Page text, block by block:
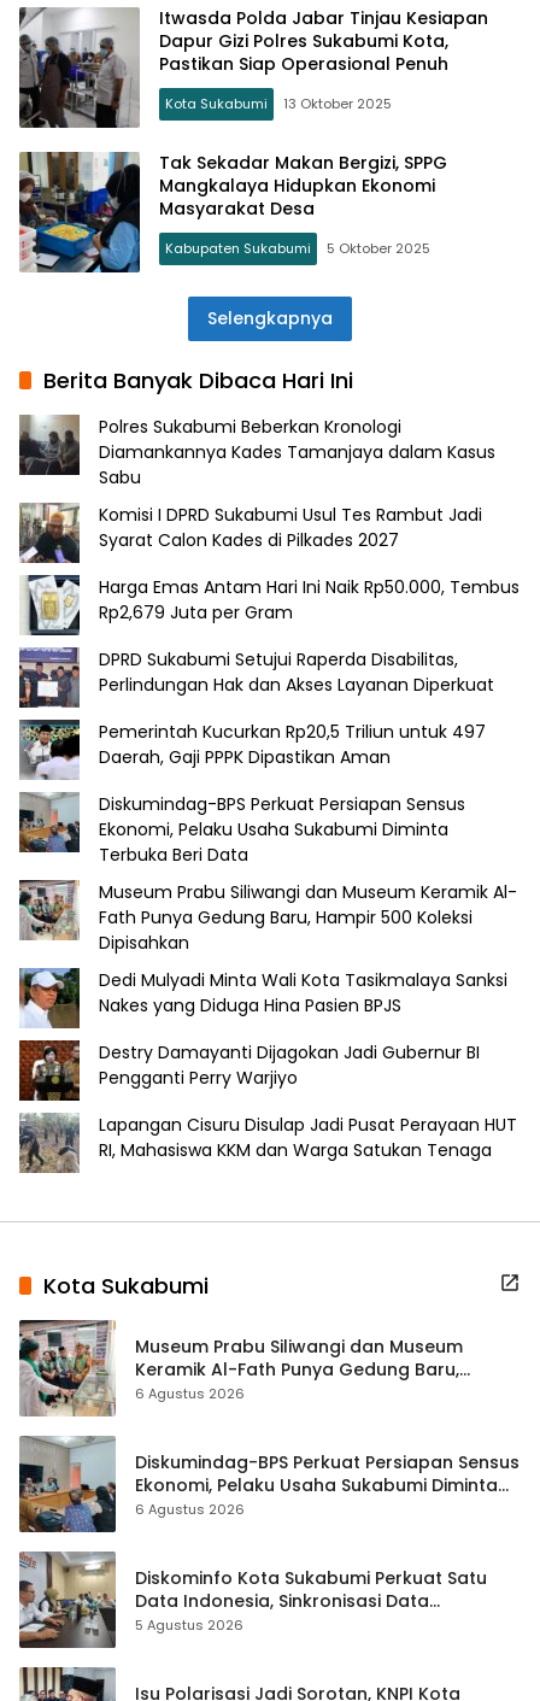
Itwasda Polda Jabar Tinjau Kesiapan
Dapur Gizi Polres Sukabumi Kota,
Pastikan Siap Operasional Penuh
Kota Sukabumi 13 Oktober 2025
Tak Sekadar Makan Bergizi, SPPG
Mangkalaya Hidupkan Ekonomi
Masyarakat Desa
Kabupaten Sukabumi 5 Oktober 2025
Selengkapnya
Berita Banyak Dibaca Hari Ini
Polres Sukabumi Beberkan Kronologi
Diamankannya Kades Tamanjaya dalam Kasus
Sabu
Komisi I DPRD Sukabumi Usul Tes Rambut Jadi
Syarat Calon Kades di Pilkades 2027
Harga Emas Antam Hari Ini Naik Rp50.000, Tembus
Rp2,679 Juta per Gram
DPRD Sukabumi Setujui Raperda Disabilitas,
Perlindungan Hak dan Akses Layanan Diperkuat
Pemerintah Kucurkan Rp20,5 Triliun untuk 497
Daerah, Gaji PPPK Dipastikan Aman
Diskumindag-BPS Perkuat Persiapan Sensus
Ekonomi, Pelaku Usaha Sukabumi Diminta
Terbuka Beri Data
Museum Prabu Siliwangi dan Museum Keramik Al-
Fath Punya Gedung Baru, Hampir 500 Koleksi
Dipisahkan
Dedi Mulyadi Minta Wali Kota Tasikmalaya Sanksi
Nakes yang Diduga Hina Pasien BPJS
Destry Damayanti Dijagokan Jadi Gubernur BI
Pengganti Perry Warjiyo
Lapangan Cisuru Disulap Jadi Pusat Perayaan HUT
RI, Mahasiswa KKM dan Warga Satukan Tenaga
Kota Sukabumi
Museum Prabu Siliwangi dan Museum
Keramik Al-Fath Punya Gedung Baru,
Hampir 500 Koleksi Dipisahkan
6 Agustus 2026
Diskumindag-BPS Perkuat Persiapan Sensus
Ekonomi, Pelaku Usaha Sukabumi Diminta
Terbuka Beri Data
6 Agustus 2026
Diskominfo Kota Sukabumi Perkuat Satu
Data Indonesia, Sinkronisasi Data
Kewilayahan Dikebut
5 Agustus 2026
Isu Polarisasi Jadi Sorotan, KNPI Kota